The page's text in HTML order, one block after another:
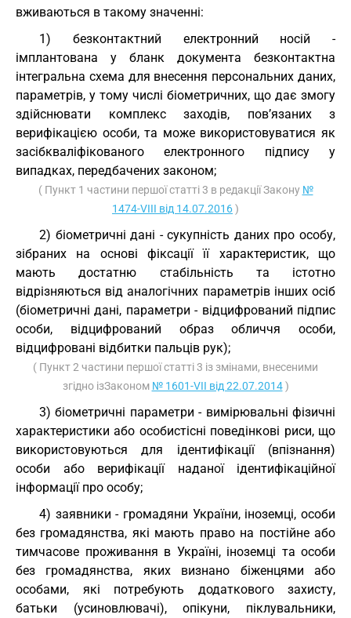
вживаються в такому значенні:
1) безконтактний електронний носій -
імплантована у бланк документа безконтактна
інтегральна схема для внесення персональних даних,
параметрів, у тому числі біометричних, що дає змогу
здійснювати комплекс заходів, пов’язаних з
верифікацією особи, та може використовуватися як
засібкваліфікованого електронного підпису у
випадках, передбачених законом;
( Пункт 1 частини першої статті 3 в редакції Закону №
1474-VIII від 14.07.2016)
2) біометричні дані - сукупність даних про особу,
зібраних на основі фіксації її характеристик, що
мають достатню стабільність та істотно
відрізняються від аналогічних параметрів інших осіб
(біометричні дані, параметри - відцифрований підпис
особи, відцифрований образ обличчя особи,
відцифровані відбитки пальців рук);
( Пункт 2 частини першої статті 3 із змінами, внесеними
згідно ізЗаконом № 1601-VII від 22.07.2014)
3) біометричні параметри - вимірювальні фізичні
характеристики або особистісні поведінкові риси, що
використовуються для ідентифікації (впізнання)
особи або верифікації наданої ідентифікаційної
інформації про особу;
4) заявники - громадяни України, іноземці, особи
без громадянства, які мають право на постійне або
тимчасове проживання в Україні, іноземці та особи
без громадянства, яких визнано біженцями або
особами, які потребують додаткового захисту,
батьки (усиновлювачі), опікуни, піклувальники,